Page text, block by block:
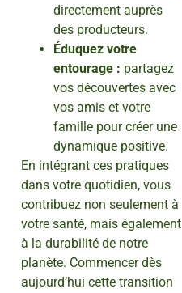
directement auprès
des producteurs.
Éduquez votre
entourage : partagez
vos découvertes avec
vos amis et votre
famille pour créer une
dynamique positive.
En intégrant ces pratiques
dans votre quotidien, vous
contribuez non seulement à
votre santé, mais également
à la durabilité de notre
planète. Commencer dès
aujourd’hui cette transition